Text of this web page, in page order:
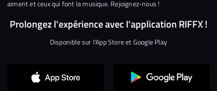
aiment et ceux qui font la musique. Rejoignez-nous !
Prolongez l'expérience avec l'application RIFFX !
Disponible sur l'App Store et Google Play